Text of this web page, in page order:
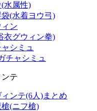
水属性)
(水着ヨウ弓)
ン
衣グウィン拳)
シミュ
チャシミュ
テ
ンテ(6人)まとめ
(ニフ槍)